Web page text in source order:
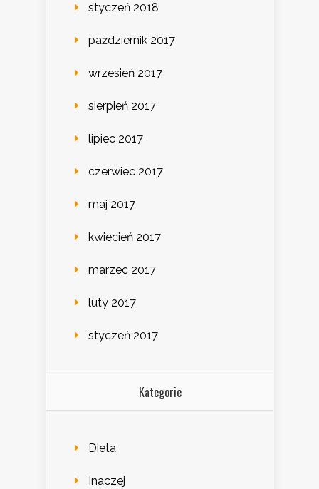
styczeń 2018
październik 2017
wrzesień 2017
sierpień 2017
lipiec 2017
czerwiec 2017
maj 2017
kwiecień 2017
marzec 2017
luty 2017
styczeń 2017
Kategorie
Dieta
Inaczej